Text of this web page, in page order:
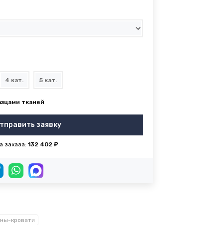
4 кат. 5 кат.
заявку
заказа: 132 402 ₽
кровати